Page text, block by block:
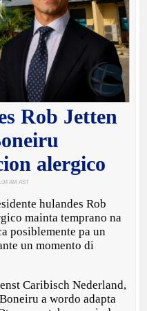
Rob Jetten
alergico
AM AST
hulandes Rob
mainta temprano na
posiblemente pa un
un momento di
Caribisch Nederland,
a wordo adapta